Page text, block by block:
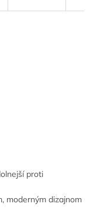
proti
moderným dizajnom